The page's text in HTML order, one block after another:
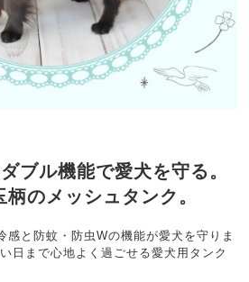
ブル機能で愛犬を守る。
のメッシュタンク。
感と防蚊・防虫Wの機能が愛犬を守りま
日まで心地よく過ごせる愛犬用タンク